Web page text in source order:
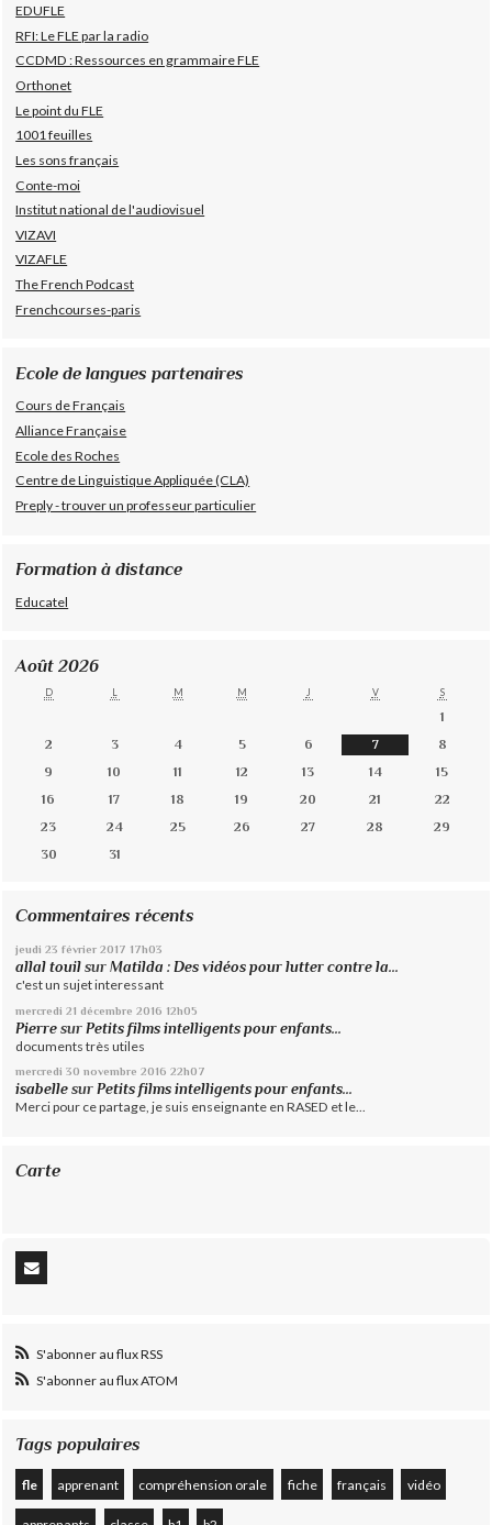
EDUFLE
RFI: Le FLE par la radio
CCDMD : Ressources en grammaire FLE
Orthonet
Le point du FLE
1001 feuilles
Les sons français
Conte-moi
Institut national de l'audiovisuel
VIZAVI
VIZAFLE
The French Podcast
Frenchcourses-paris
Ecole de langues partenaires
Cours de Français
Alliance Française
Ecole des Roches
Centre de Linguistique Appliquée (CLA)
Preply - trouver un professeur particulier
Formation à distance
Educatel
Août 2026
D L M M J V S
1
2
3 4 5 6 7
8
9
10 11 12 13 14
15
16
17 18 19 20 21
22
23
24 25 26 27 28
29
30
31
Commentaires récents
jeudi 23 février 2017 17h03
allal touil surMatilda : Des vidéos pour lutter contre la...
c'est un sujet interessant
mercredi 21 décembre 2016 12h05
Pierre surPetits films intelligents pour enfants...
documents très utiles
mercredi 30 novembre 2016 22h07
isabelle surPetits films intelligents pour enfants...
Merci pour ce partage, je suis enseignante en RASED et le...
Carte
S'abonner au flux RSS
S'abonner au flux ATOM
Tags populaires
fle apprenant compréhension orale fiche français vidéo